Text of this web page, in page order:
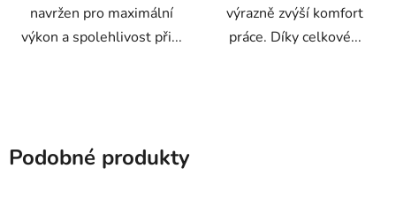
navržen pro maximální
výkon a spolehlivost při...
výrazně zvýší komfort
práce. Díky celkové...
Podobné produkty